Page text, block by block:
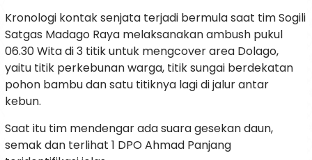
Kronologi kontak senjata terjadi bermula saat tim Sogili
Satgas Madago Raya melaksanakan ambush pukul
06.30 Wita di 3 titik untuk mengcover area Dolago,
yaitu titik perkebunan warga, titik sungai berdekatan
pohon bambu dan satu titiknya lagi di jalur antar
kebun.
Saat itu tim mendengar ada suara gesekan daun,
semak dan terlihat 1 DPO Ahmad Panjang